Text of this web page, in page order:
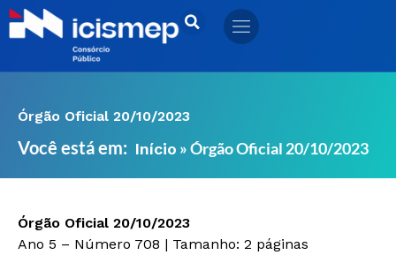
Ir
para
Órgão Oficial 20/10/2023
Você está em: Início »Órgão Oficial 20/10/2023
Órgão Oficial 20/10/2023
Ano 5 – Número 708 | Tamanho: 2 páginas